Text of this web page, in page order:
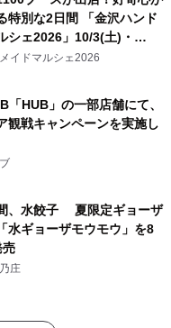
特別な2日間 「金沢ハンド
シェ2026」10/3(土)・
催イドマルシェ2026
「HUB」の一部店舗にて、
観戦キャンペーンを実施し
、水餃子 夏限定ギョーザ
水ギョーザモウモウ」を8
売
庄